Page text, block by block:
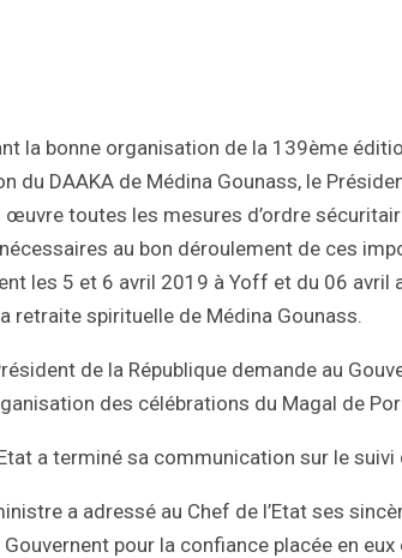
la bonne organisation de la 139ème
du DAAKA de Médina Gounass, le
œuvre toutes les mesures d’ordre
au bon déroulement de ces
les 5 et 6 avril 2019 à Yoff et du 06
retraite spirituelle de Médina Gounass.
de la République demande au
des célébrations du Magal de
a terminé sa communication sur le
a adressé au Chef de l’Etat ses
pour la confiance placée en eux